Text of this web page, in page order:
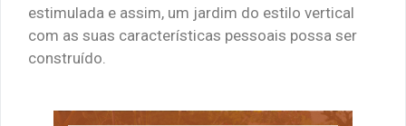
estimulada e assim, um jardim do estilo vertical
com as suas características pessoais possa ser
construído.